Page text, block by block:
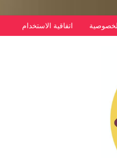
اتفاقية الاستخدام